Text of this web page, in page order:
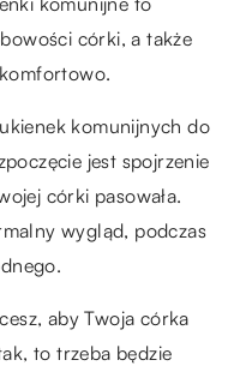
córki, a także
komunijnych do
jest spojrzenie
córki pasowała.
wygląd, podczas
aby Twoja córka
to trzeba będzie